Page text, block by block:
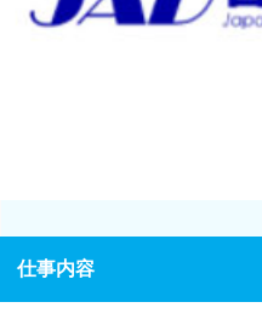
仕事内容